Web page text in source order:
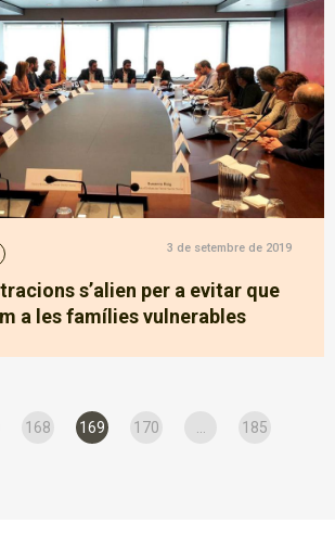
3 de setembre de 2019
s’alien per a evitar que
a les famílies vulnerables
168 169 170 185